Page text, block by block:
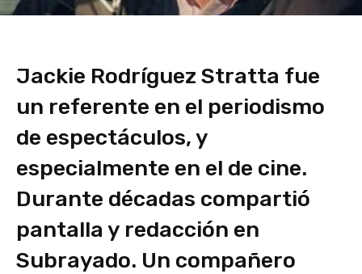
Jackie Rodríguez Stratta fue
un referente en el periodismo
de espectáculos, y
especialmente en el de cine.
Durante décadas compartió
pantalla y redacción en
Subrayado. Un compañero